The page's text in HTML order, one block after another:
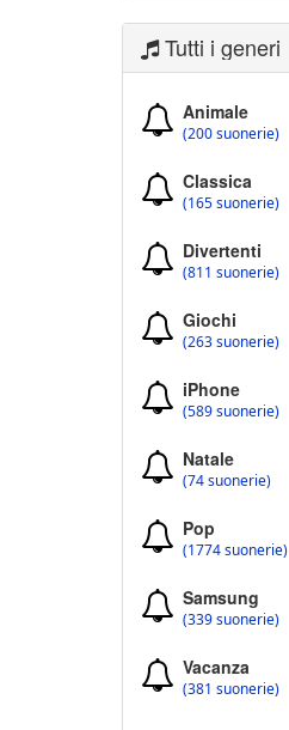
Tutti i generi
Animale
(200 suonerie)
Classica
(165 suonerie)
Divertenti
(811 suonerie)
Giochi
(263 suonerie)
iPhone
(589 suonerie)
Natale
(74 suonerie)
Pop
(1774 suonerie)
Samsung
(339 suonerie)
Vacanza
(381 suonerie)